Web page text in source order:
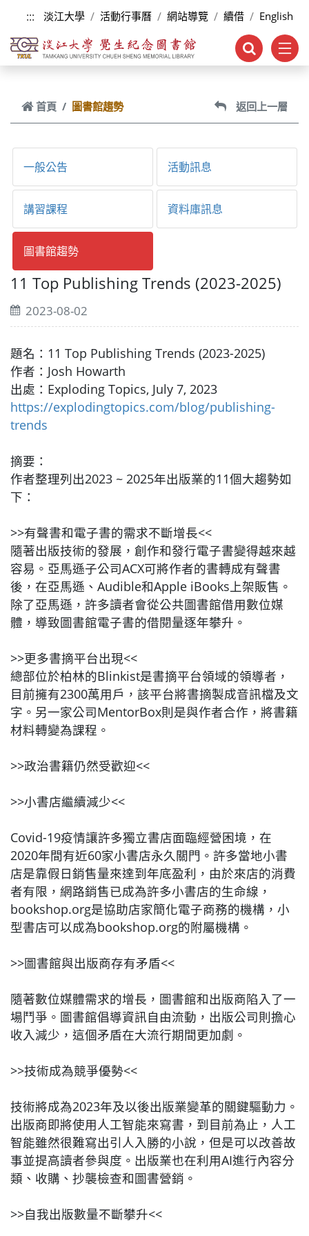
跳到主要內容
::: 淡江大學 活動行事曆 網站導覽 續借 English
首頁 圖書館趨勢 返回上一層
一般公告 活動訊息
講習課程 資料庫訊息
圖書館趨勢
11 Top Publishing Trends (2023-2025)
2023-08-02
題名：11 Top Publishing Trends (2023-2025)
作者：Josh Howarth
出處：Exploding Topics, July 7, 2023
https://explodingtopics.com/blog/publishing-
trends
摘要：
作者整理列出2023 ~ 2025年出版業的11個大趨勢如
下：
>>有聲書和電子書的需求不斷增長<<
隨著出版技術的發展，創作和發行電子書變得越來越
容易。亞馬遜子公司ACX可將作者的書轉成有聲書
後，在亞馬遜、Audible和Apple iBooks上架販售。
除了亞馬遜，許多讀者會從公共圖書館借用數位媒
體，導致圖書館電子書的借閱量逐年攀升。
>>更多書摘平台出現<<
總部位於柏林的Blinkist是書摘平台領域的領導者，
目前擁有2300萬用戶，該平台將書摘製成音訊檔及文
字。另一家公司MentorBox則是與作者合作，將書籍
材料轉變為課程。
>>政治書籍仍然受歡迎<<
>>小書店繼續減少<<
Covid-19疫情讓許多獨立書店面臨經營困境，在
2020年間有近60家小書店永久關門。許多當地小書
店是靠假日銷售量來達到年底盈利，由於來店的消費
者有限，網路銷售已成為許多小書店的生命線，
bookshop.org是協助店家簡化電子商務的機構，小
型書店可以成為bookshop.org的附屬機構。
>>圖書館與出版商存有矛盾<<
隨著數位媒體需求的增長，圖書館和出版商陷入了一
場鬥爭。圖書館倡導資訊自由流動，出版公司則擔心
收入減少，這個矛盾在大流行期間更加劇。
>>技術成為競爭優勢<<
技術將成為2023年及以後出版業變革的關鍵驅動力。
出版商即將使用人工智能來寫書，到目前為止，人工
智能雖然很難寫出引人入勝的小說，但是可以改善故
事並提高讀者參與度。出版業也在利用AI進行內容分
類、收購、抄襲檢查和圖書營銷。
>>自我出版數量不斷攀升<<